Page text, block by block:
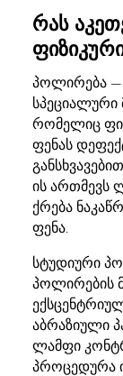
რას
პოლირება —
სპეციალური
რომელიც
ფენას
ის ართმევს
ქრება
ფენა.
სტუდიური
პოლირების
აბრაზიული
ლამფი
პროცედურა